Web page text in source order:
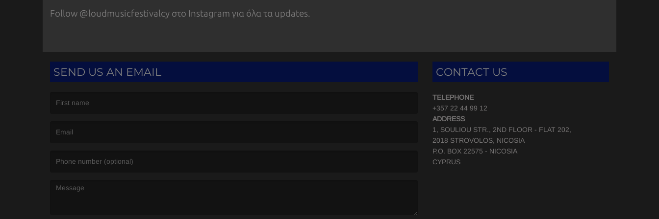
Follow @loudmusicfestivalcy στο Instagram για όλα τα updates.
SEND US AN EMAIL CONTACT US
TELEPHONE
+357 22 44 99 12
ADDRESS
1, SOULIOU STR., 2ND FLOOR - FLAT 202,
2018 STROVOLOS, NICOSIA
P.O. BOX 22575 - NICOSIA
CYPRUS